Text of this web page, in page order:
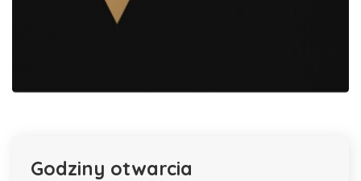
Godziny otwarcia